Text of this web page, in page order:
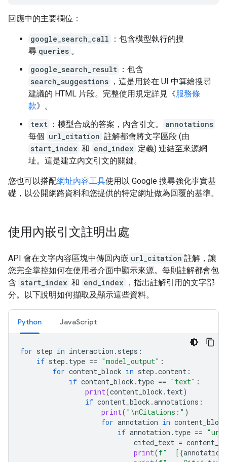
回應中的主要欄位：
google_search_call
：包含模型執行的搜
尋 queries 。
google_search_result
：包含
search_suggestions ，這是用於在 UI 中算繪搜尋
建議的 HTML 片段。完整使用規定詳見《服務條
款》。
text
：模型合成的答案，內含引文。
annotations
每個 url_citation 註解都會將文字區段 (由
start_index 和 end_index 定義) 連結至來源網
址。這是建立內文引文的關鍵。
您也可以搭配網址內容工具使用以 Google 搜尋強化事實基
礎，以公開網路資料和您提供的特定網址做為回覆的基準。
使用內嵌引文註明出處
API 會在文字內容區塊中傳回內嵌 url_citation 註解，讓
您完全掌控如何在使用者介面中顯示來源。每則註解都會包
含 start_index 和 end_index
，指出註解引用的文字部
分。以下說明如何擷取及顯示這些資料。
Python JavaScript
for step in interaction . steps :
if step . type == "model_output" :
for content_block in step .content :
if content_block . type == "text" :
print(content_block . text)
if content_block .annotations :
print( " \nCitations:" )
for annotation in content_block
if annotation . type ==
cited_text =
print(f"  [{annotation